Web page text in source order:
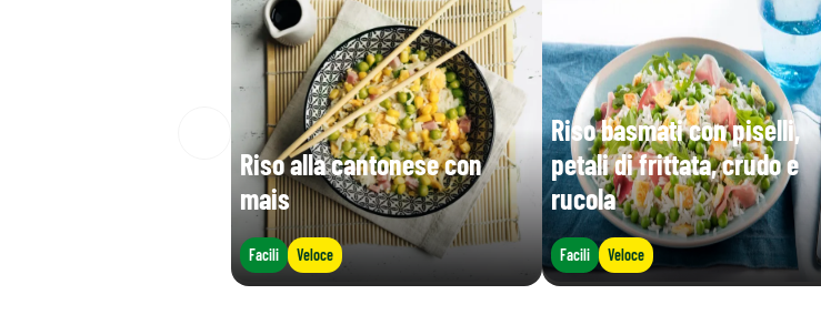
Riso alla cantonese con
mais
Facili Veloce
Riso basmati con piselli,
petali di frittata, crudo e
rucola
Facili Veloce